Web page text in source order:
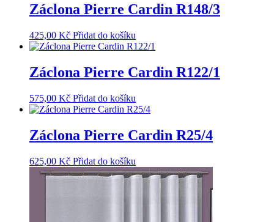
Záclona Pierre Cardin R148/3
425,00 Kč Přidat do košíku
Záclona Pierre Cardin R122/1
575,00 Kč Přidat do košíku
Záclona Pierre Cardin R25/4
625,00 Kč Přidat do košíku